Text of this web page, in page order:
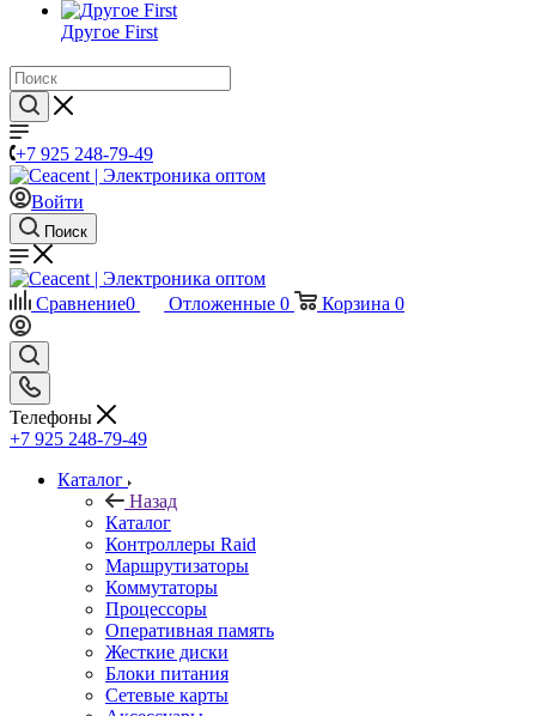
Другое First
+7 925 248-79-49
Войти
Поиск
Сравнение0 Отложенные 0 Корзина 0
Телефоны
+7 925 248-79-49
Каталог
Назад
Каталог
Контроллеры Raid
Маршрутизаторы
Коммутаторы
Процессоры
Оперативная память
Жесткие диски
Блоки питания
Сетевые карты